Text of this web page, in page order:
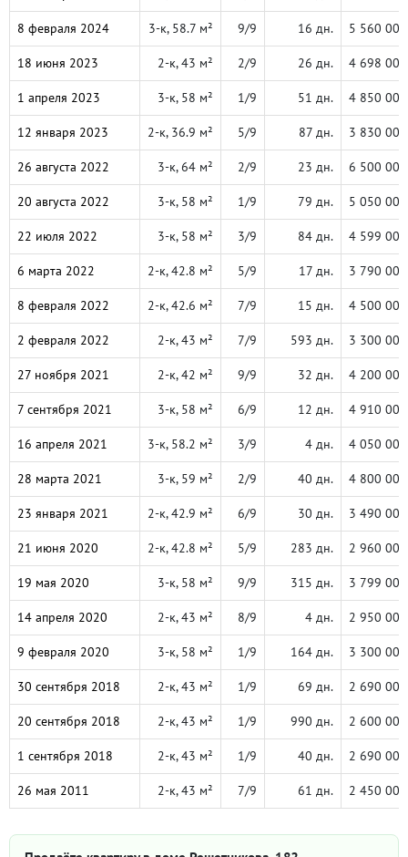
8 февраля 2024 3-к, 58.7 м² 9/9 16 дн. 5 560 000
18 июня 2023 2-к, 43 м² 2/9 26 дн. 4 698 000
1 апреля 2023 3-к, 58 м² 1/9 51 дн. 4 850 000
12 января 2023 2-к, 36.9 м² 5/9 87 дн. 3 830 000
26 августа 2022 3-к, 64 м² 2/9 23 дн. 6 500 000
20 августа 2022 3-к, 58 м² 1/9 79 дн. 5 050 000
22 июля 2022 3-к, 58 м² 3/9 84 дн. 4 599 000
6 марта 2022 2-к, 42.8 м² 5/9 17 дн. 3 790 000
8 февраля 2022 2-к, 42.6 м² 7/9 15 дн. 4 500 000
2 февраля 2022 2-к, 43 м² 7/9 593 дн. 3 300 000
27 ноября 2021 2-к, 42 м² 9/9 32 дн. 4 200 000
7 сентября 2021 3-к, 58 м² 6/9 12 дн. 4 910 000
16 апреля 2021 3-к, 58.2 м² 3/9 4 дн. 4 050 000
28 марта 2021 3-к, 59 м² 2/9 40 дн. 4 800 000
23 января 2021 2-к, 42.9 м² 6/9 30 дн. 3 490 000
21 июня 2020 2-к, 42.8 м² 5/9 283 дн. 2 960 000
19 мая 2020 3-к, 58 м² 9/9 315 дн. 3 799 000
14 апреля 2020 2-к, 43 м² 8/9 4 дн. 2 950 000
9 февраля 2020 3-к, 58 м² 1/9 164 дн. 3 300 000
30 сентября 2018 2-к, 43 м² 1/9 69 дн. 2 690 000
20 сентября 2018 2-к, 43 м² 1/9 990 дн. 2 600 000
1 сентября 2018 2-к, 43 м² 1/9 40 дн. 2 690 000
26 мая 2011 2-к, 43 м² 7/9 61 дн. 2 450 000